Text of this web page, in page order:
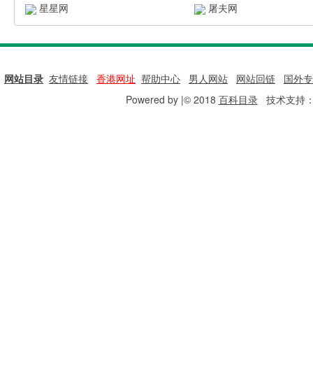
星星网
屠夫网
网站目录 友情链接 香港网址 帮助中心 男人网站 网站回链
国外
Powered by |© 2018 百科目录技术支持